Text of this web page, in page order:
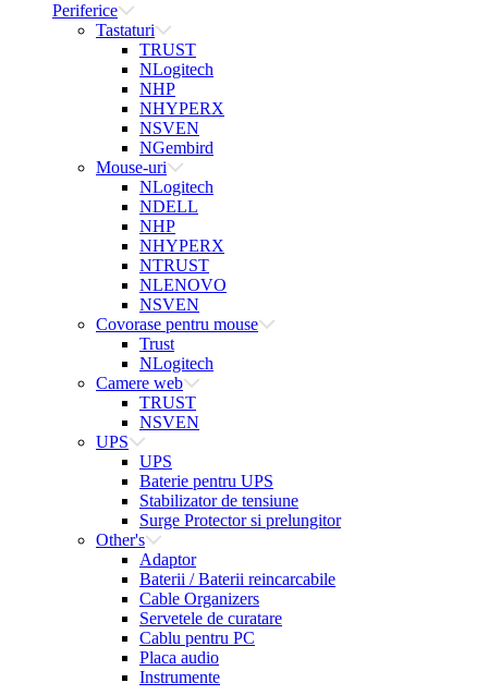
Periferice
Tastaturi
TRUST
NLogitech
NHP
NHYPERX
NSVEN
NGembird
Mouse-uri
NLogitech
NDELL
NHP
NHYPERX
NTRUST
NLENOVO
NSVEN
Covorase pentru mouse
Trust
NLogitech
Camere web
TRUST
NSVEN
UPS
UPS
Baterie pentru UPS
Stabilizator de tensiune
Surge Protector si prelungitor
Other's
Adaptor
Baterii / Baterii reincarcabile
Cable Organizers
Servetele de curatare
Cablu pentru PC
Placa audio
Instrumente